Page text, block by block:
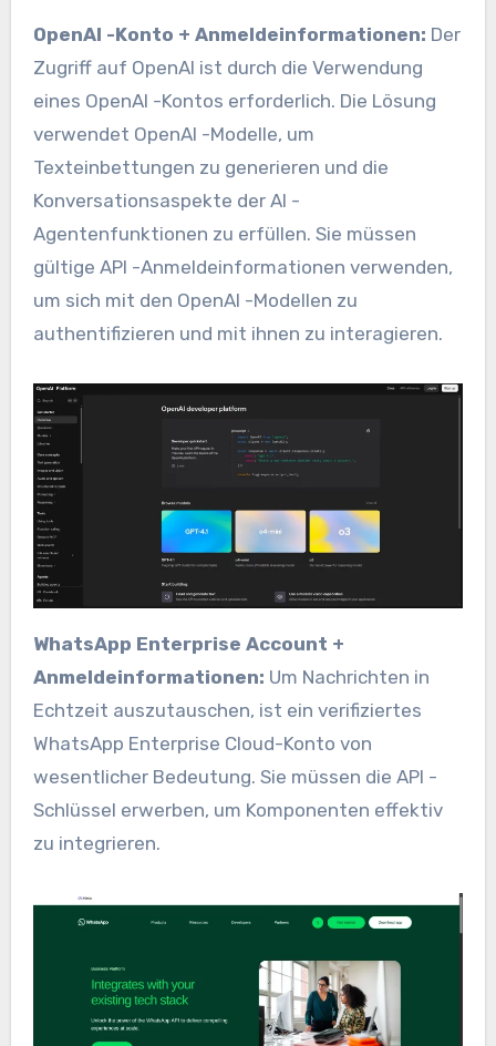
OpenAI -Konto + Anmeldeinformationen: Der
Zugriff auf OpenAI ist durch die Verwendung
eines OpenAI -Kontos erforderlich. Die Lösung
verwendet OpenAI -Modelle, um
Texteinbettungen zu generieren und die
Konversationsaspekte der AI -
Agentenfunktionen zu erfüllen. Sie müssen
gültige API -Anmeldeinformationen verwenden,
um sich mit den OpenAI -Modellen zu
authentifizieren und mit ihnen zu interagieren.
WhatsApp Enterprise Account +
Anmeldeinformationen: Um Nachrichten in
Echtzeit auszutauschen, ist ein verifiziertes
WhatsApp Enterprise Cloud-Konto von
wesentlicher Bedeutung. Sie müssen die API -
Schlüssel erwerben, um Komponenten effektiv
zu integrieren.